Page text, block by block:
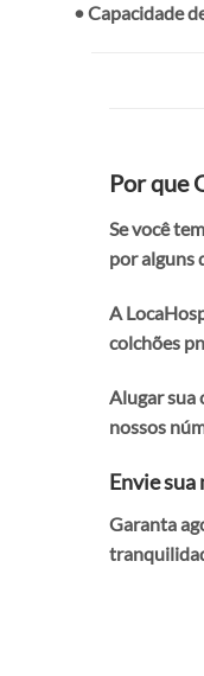
• Capacidade
Por que
Se você
por alguns
A
colchões
Alugar sua
nossos
Envie
Garanta